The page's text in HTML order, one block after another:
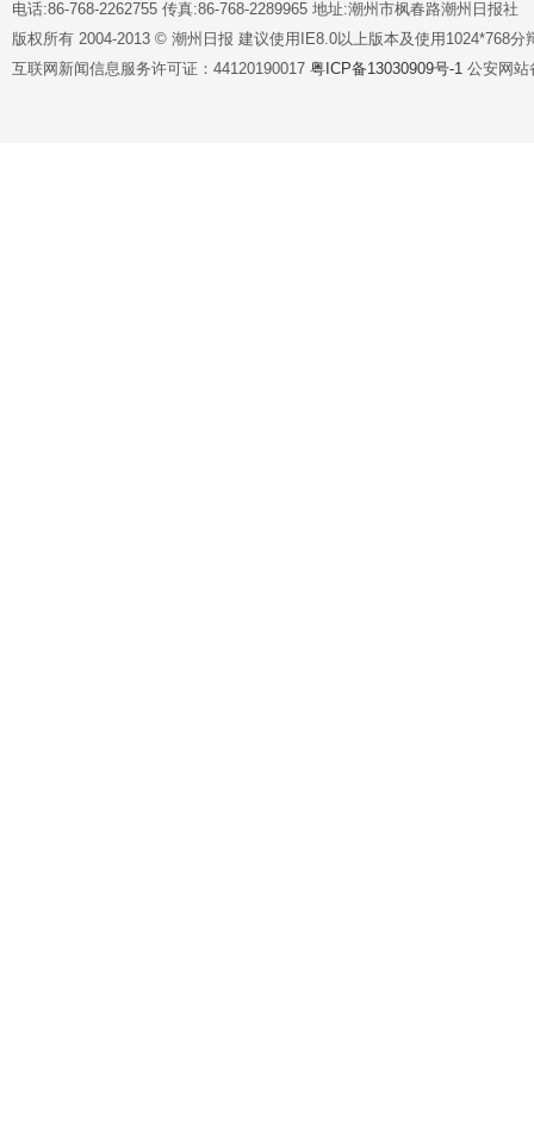
电话:86-768-2262755 传真:86-768-2289965 地址:潮州市枫春路潮州日报社
版权所有 2004-2013 © 潮州日报 建议使用IE8.0以上版本及使用1024*768分
互联网新闻信息服务许可证：44120190017 粤ICP备13030909号-1 公安网站